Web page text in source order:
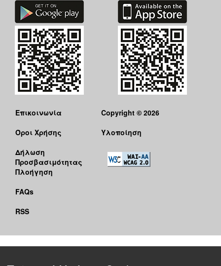
Επικοινωνία
Όροι Χρήσης
Δήλωση
Προσβασιμότητας
Πλοήγηση
FAQs
RSS
Copyright © 2026
Υλοποίηση